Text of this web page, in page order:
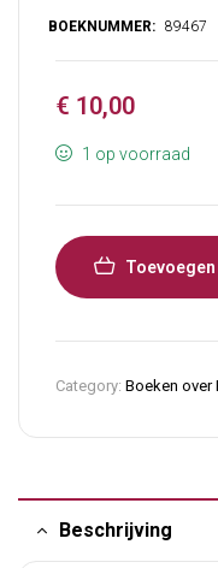
€ 10,00
1 op voorraad
Category: Boeken over
Beschrijving